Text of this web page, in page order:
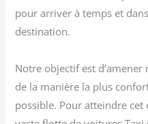
pour arriver à temps et
destination.
Notre objectif est
de la manière la plus
possible. Pour atteindre